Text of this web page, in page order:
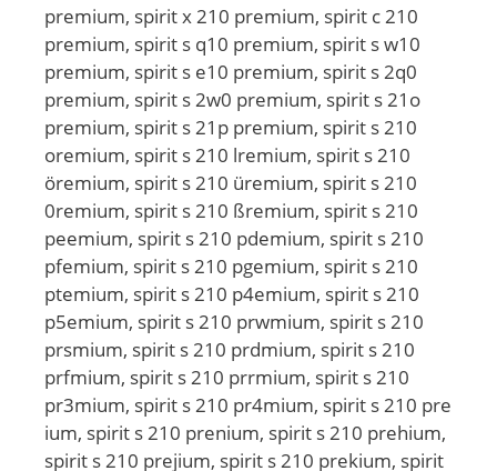
premium, spirit x 210 premium, spirit c 210
premium, spirit s q10 premium, spirit s w10
premium, spirit s e10 premium, spirit s 2q0
premium, spirit s 2w0 premium, spirit s 21o
premium, spirit s 21p premium, spirit s 210
oremium, spirit s 210 lremium, spirit s 210
öremium, spirit s 210 üremium, spirit s 210
0remium, spirit s 210 ßremium, spirit s 210
peemium, spirit s 210 pdemium, spirit s 210
pfemium, spirit s 210 pgemium, spirit s 210
ptemium, spirit s 210 p4emium, spirit s 210
p5emium, spirit s 210 prwmium, spirit s 210
prsmium, spirit s 210 prdmium, spirit s 210
prfmium, spirit s 210 prrmium, spirit s 210
pr3mium, spirit s 210 pr4mium, spirit s 210 pre
ium, spirit s 210 prenium, spirit s 210 prehium,
spirit s 210 prejium, spirit s 210 prekium, spirit